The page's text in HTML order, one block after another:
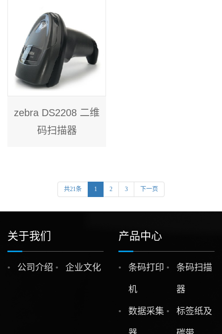
zebra DS2208 二维
码扫描器
共21条 1 2 3 下一页
关于我们
公司介绍 企业文化
产品中心
条码打印
机
条码扫描
器
数据采集 标签纸及